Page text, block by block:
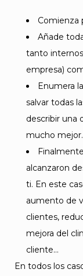
Comienza
Añade
tanto
empresa)
Enumera
salvar todas
describir una
mucho mejor.
Finalmente
alcanzaron
ti. En este
aumento de
clientes,
mejora del
cliente…
En todos los